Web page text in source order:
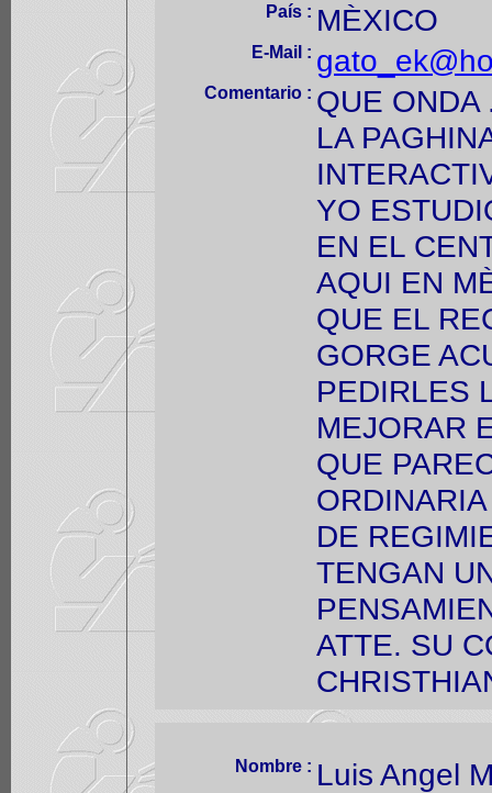
País : MÈXICO
E-Mail :
Comentario : QUE ONDA
LA
YO
EN EL
AQUI EN
QUE EL
GORGE
PEDIRLES
MEJORAR
QUE
DE
TENGAN
ATTE. SU
Nombre : Luis Angel